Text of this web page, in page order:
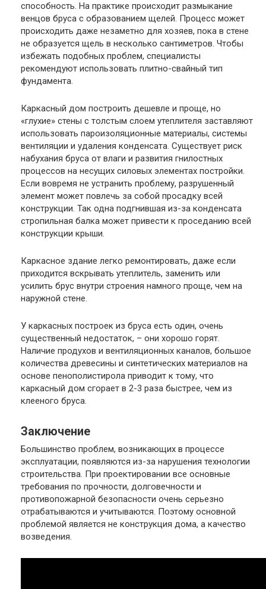
способность. На практике происходит размыкание
венцов бруса с образованием щелей. Процесс может
происходить даже незаметно для хозяев, пока в стене
не образуется щель в несколько сантиметров. Чтобы
избежать подобных проблем, специалисты
рекомендуют использовать плитно-свайный тип
фундамента.
Каркасный дом построить дешевле и проще, но
«глухие» стены с толстым слоем утеплителя заставляют
использовать пароизоляционные материалы, системы
вентиляции и удаления конденсата. Существует риск
набухания бруса от влаги и развития гнилостных
процессов на несущих силовых элементах постройки.
Если вовремя не устранить проблему, разрушенный
элемент может повлечь за собой просадку всей
конструкции. Так одна подгнившая из-за конденсата
стропильная балка может привести к проседанию всей
конструкции крыши.
Каркасное здание легко ремонтировать, даже если
приходится вскрывать утеплитель, заменить или
усилить брус внутри строения намного проще, чем на
наружной стене.
У каркасных построек из бруса есть один, очень
существенный недостаток, – они хорошо горят.
Наличие продухов и вентиляционных каналов, большое
количества древесины и синтетических материалов на
основе пенополистирола приводит к тому, что
каркасный дом сгорает в 2-3 раза быстрее, чем из
клееного бруса.
Заключение
Большинство проблем, возникающих в процессе
эксплуатации, появляются из-за нарушения технологии
строительства. При проектировании все основные
требования по прочности, долговечности и
противопожарной безопасности очень серьезно
отрабатываются и учитываются. Поэтому основной
проблемой является не конструкция дома, а качество
возведения.